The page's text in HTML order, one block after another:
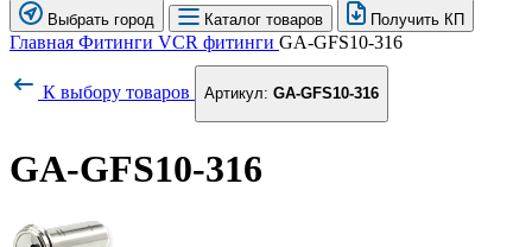
Выбрать город Каталог товаров Получить КП
Главная Фитинги VCR фитинги GA-GFS10-316
К выбору товаров Артикул: GA-GFS10-316
GA-GFS10-316